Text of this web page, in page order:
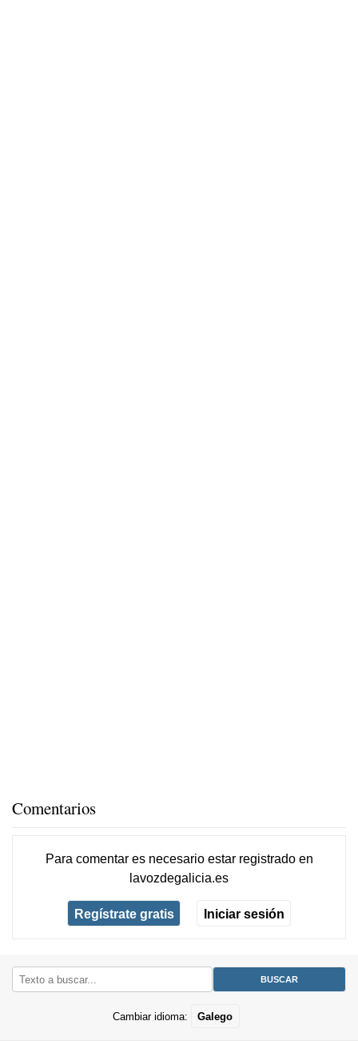
Comentarios
Para comentar es necesario estar registradoen
lavozdegalicia.es
Regístrate gratis Iniciar sesión
Cambiar idioma: Galego